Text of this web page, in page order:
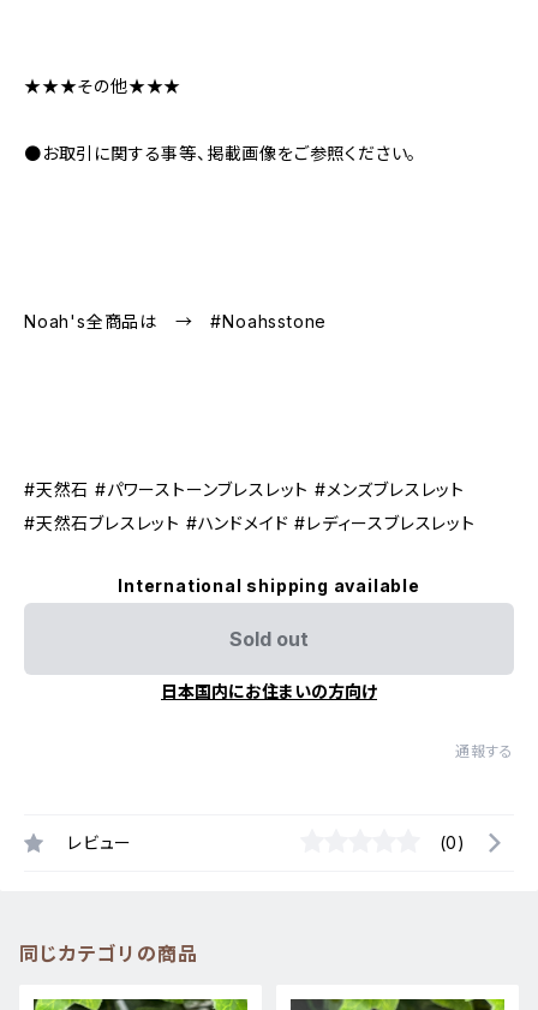
★★★その他★★★
●お取引に関する事等、掲載画像をご参照ください。
Noah's全商品は → #Noahsstone
#天然石 #パワーストーンブレスレット #メンズブレスレット
#天然石ブレスレット #ハンドメイド #レディースブレスレット
International shipping available
Sold out
日本国内にお住まいの方向け
通報する
レビュー (0)
同じカテゴリの商品